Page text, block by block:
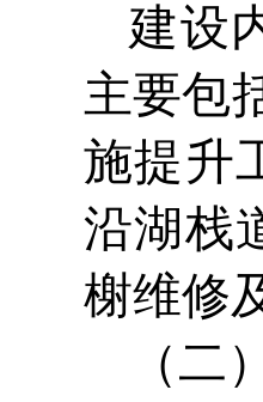
建设
主要包
施提升
沿湖栈
榭维修
（二